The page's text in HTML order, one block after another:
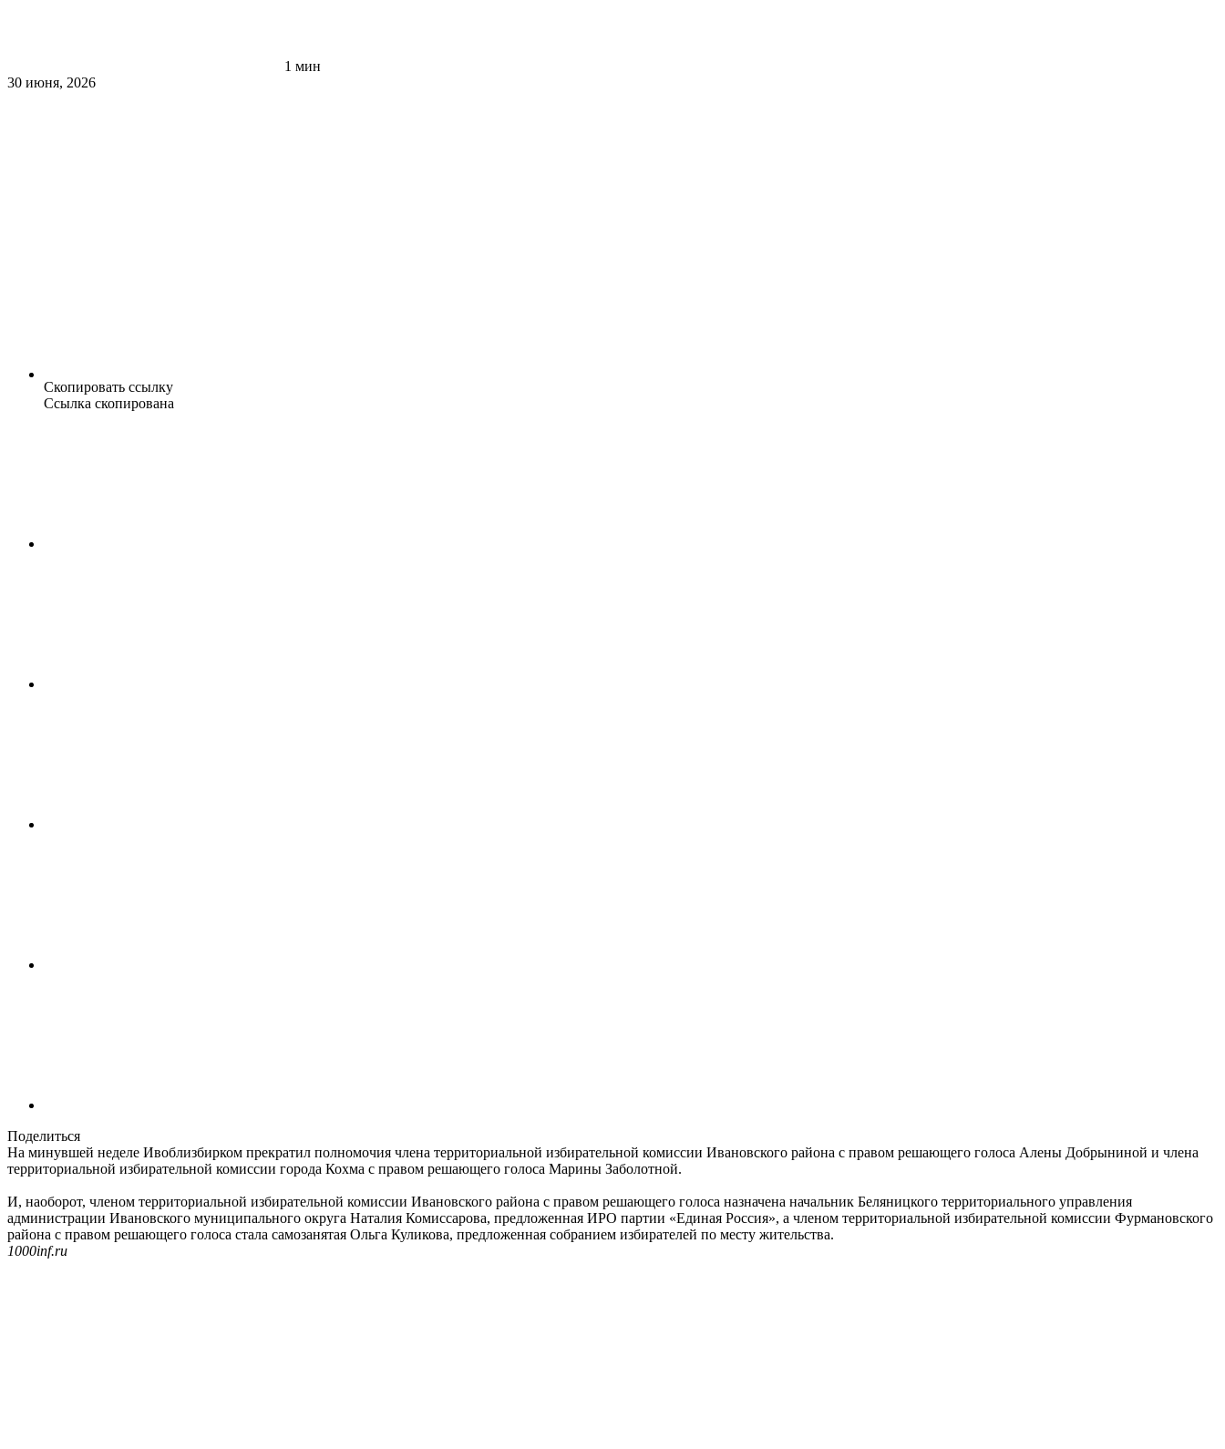
1 мин
30 июня, 2026
Скопировать ссылку
Ссылка скопирована
Поделиться
На минувшей неделе Ивоблизбирком прекратил полномочия члена территориальной избирательной комиссии Ивановского района с правом решающего голоса Алены Добрыниной и члена
территориальной избирательной комиссии города Кохма с правом решающего голоса Марины Заболотной.
И, наоборот, членом территориальной избирательной комиссии Ивановского района с правом решающего голоса назначена начальник Беляницкого территориального управления
администрации Ивановского муниципального округа Наталия Комиссарова, предложенная ИРО партии «Единая Россия», а членом территориальной избирательной комиссии Фурмановского
района с правом решающего голоса стала самозанятая Ольга Куликова, предложенная собранием избирателей по месту жительства.
1000inf.ru